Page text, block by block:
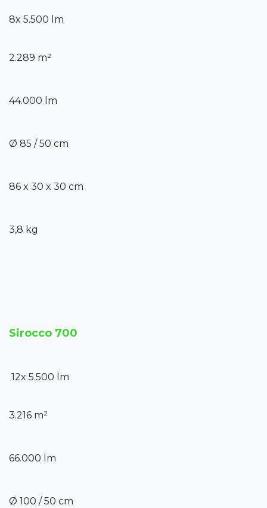
8x 5.500 lm
2.289 m²
44.000 lm
Ø 85 / 50 cm
86 x 30 x 30 cm
3,8 kg
Sirocco 700
12x 5.500 lm
3.216 m²
66.000 lm
Ø 100 / 50 cm